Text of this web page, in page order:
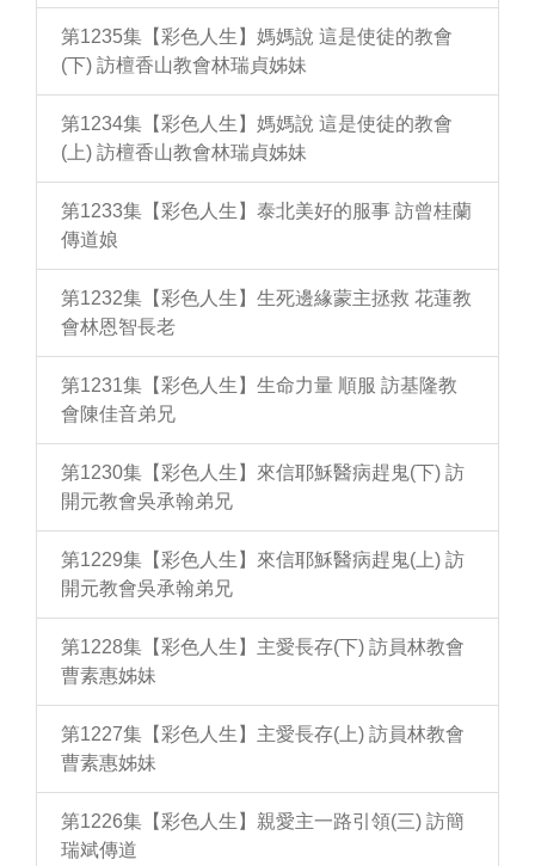
第1235集【彩色人生】媽媽說 這是使徒的教會
(下) 訪檀香山教會林瑞貞姊妹
第1234集【彩色人生】媽媽說 這是使徒的教會
(上) 訪檀香山教會林瑞貞姊妹
第1233集【彩色人生】泰北美好的服事 訪曾桂蘭
傳道娘
第1232集【彩色人生】生死邊緣蒙主拯救 花蓮教
會林恩智長老
第1231集【彩色人生】生命力量 順服 訪基隆教
會陳佳音弟兄
第1230集【彩色人生】來信耶穌醫病趕鬼(下) 訪
開元教會吳承翰弟兄
第1229集【彩色人生】來信耶穌醫病趕鬼(上) 訪
開元教會吳承翰弟兄
第1228集【彩色人生】主愛長存(下) 訪員林教會
曹素惠姊妹
第1227集【彩色人生】主愛長存(上) 訪員林教會
曹素惠姊妹
第1226集【彩色人生】親愛主一路引領(三) 訪簡
瑞斌傳道